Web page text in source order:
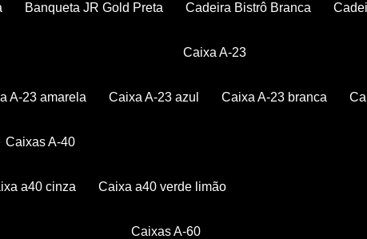
Banqueta JR Gold Preta Cadeira Bistrô Branca
Caixa A-23
A-23 amarela Caixa A-23 azul Caixa A-23 branca
Caixas A-40
a40 cinza Caixa a40 verde limão
Caixas A-60